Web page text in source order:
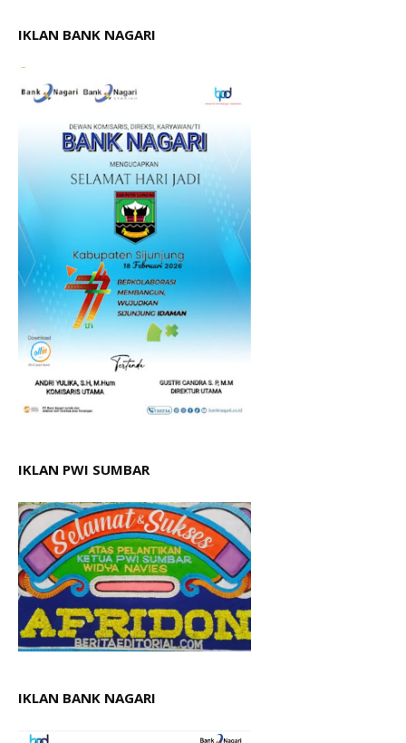
IKLAN BANK NAGARI
IKLAN PWI SUMBAR
IKLAN BANK NAGARI